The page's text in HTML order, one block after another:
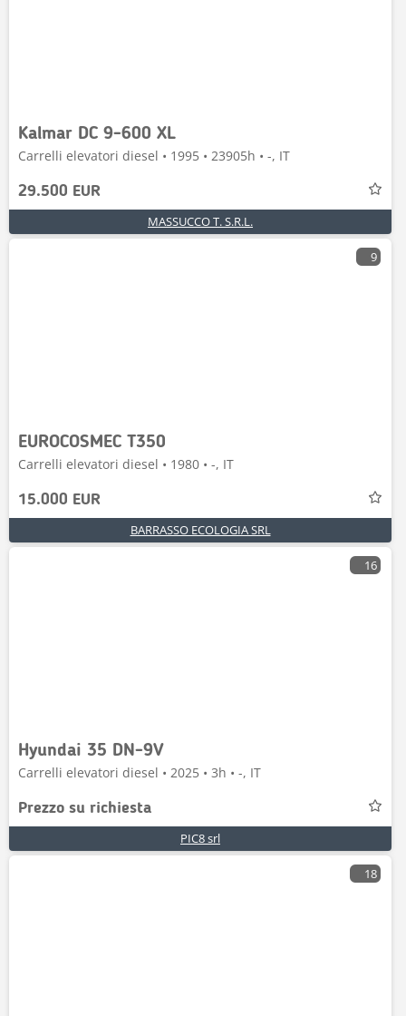
Kalmar DC 9-600 XL
Carrelli elevatori diesel • 1995 • 23905h • -, IT
29.500 EUR
MASSUCCO T. S.R.L.
9
EUROCOSMEC T350
Carrelli elevatori diesel • 1980 • -, IT
15.000 EUR
BARRASSO ECOLOGIA SRL
16
Hyundai 35 DN-9V
Carrelli elevatori diesel • 2025 • 3h • -, IT
Prezzo su richiesta
PIC8 srl
18